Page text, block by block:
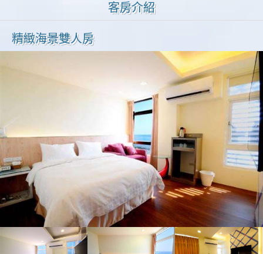
客房介紹
精緻海景雙人房